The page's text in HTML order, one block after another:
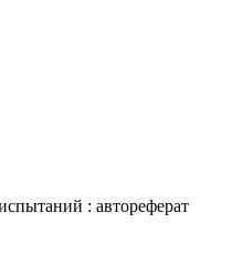
: автореферат